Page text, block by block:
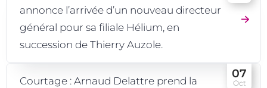
annonce l’arrivée d’un nouveau directeur
général pour sa filiale Hélium, en
succession de Thierry Auzole.
07
Oct
Courtage : Arnaud Delattre prend la